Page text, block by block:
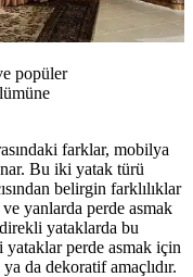
popüler
farklar, mobilya
Bu iki yatak türü
belirgin farklılıklar
yanlarda perde asmak
yataklarda bu
perde asmak için
ya da dekoratif amaçlıdır.